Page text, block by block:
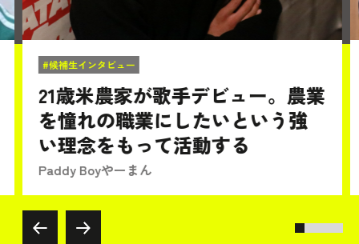
#候補生インタビュー
21歳米農家が歌手デビュー。農業
を憧れの職業にしたいという強
い理念をもって活動する
Paddy Boyやーまん